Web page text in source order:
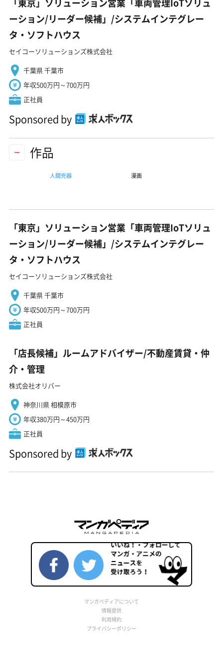
「東京」ソリューション営業「車両管理IoTソリュ
ーション/リーダー候補」/システムインテグレー
タ・ソフトハウス
セイコーソリューションズ株式会社
千葉県 千葉市
年収500万円～700万円
正社員
Sponsored by
作品
人間兇器 漫画
「東京」ソリューション営業「車両管理IoTソリュ
ーション/リーダー候補」/システムインテグレー
タ・ソフトハウス
セイコーソリューションズ株式会社
千葉県 千葉市
年収500万円～700万円
正社員
「店長候補」ルームアドバイザー/不動産賃貸・仲
介・管理
株式会社オリバー
神奈川県 相模原市
年収380万円～450万円
正社員
Sponsored by
マンガペディアについて
情報提供
利用規約
プライバシーポリシー